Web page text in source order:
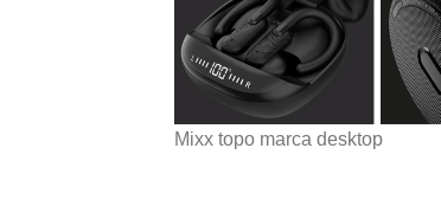
Mixx topo marca desktop